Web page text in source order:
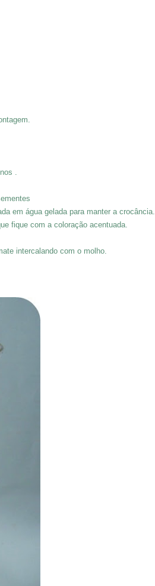
.
em água gelada para manter a crocância.
fique com a coloração acentuada.
intercalando com o molho.